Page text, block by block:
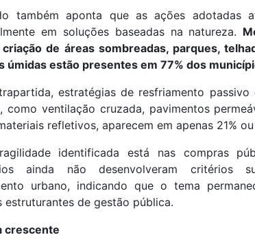
também aponta que as ações adotadas
em soluções baseadas na natureza.
criação de áreas sombreadas, parques,
úmidas estão presentes em 77% dos
estratégias de resfriamento
como ventilação cruzada, pavimentos
refletivos, aparecem em apenas 21%
identificada está nas compras
ainda não desenvolveram critérios
urbano, indicando que o tema
estruturantes de gestão pública.
crescente